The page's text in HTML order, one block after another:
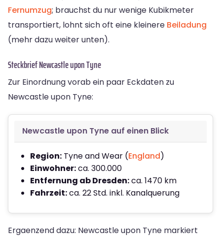
Fernumzug; brauchst du nur wenige Kubikmeter
transportiert, lohnt sich oft eine kleinere Beiladung
(mehr dazu weiter unten).
Steckbrief Newcastle upon Tyne
Zur Einordnung vorab ein paar Eckdaten zu
Newcastle upon Tyne:
Newcastle upon Tyne auf einen Blick
Region: Tyne and Wear (England)
Einwohner:ca. 300.000
Entfernung ab Dresden:ca. 1470 km
Fahrzeit:ca. 22 Std. inkl. Kanalquerung
Ergaenzend dazu: Newcastle upon Tyne markiert